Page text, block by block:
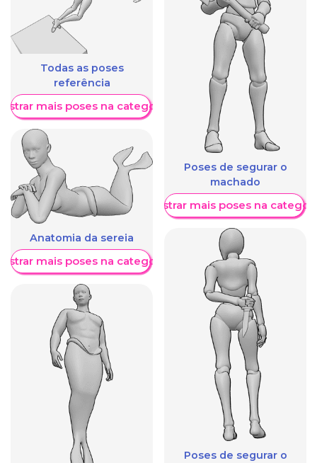
Todas as poses
referência
mais poses na categoria
Anatomia da sereia
mais poses na categoria
Poses de segurar o
machado
Mostrar mais poses na
Poses de segurar o